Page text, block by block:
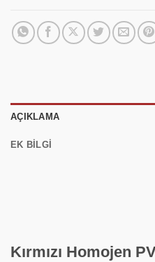
AÇIKLAMA
EK BILGI
Kırmızı Homojen